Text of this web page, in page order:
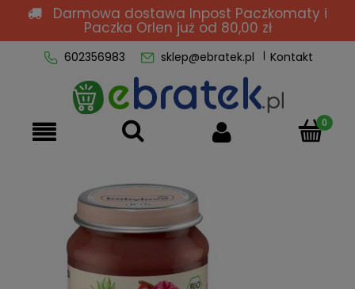
Darmowa dostawa Inpost Paczkomaty i
Paczka Orlen już od 80,00 zł
602356983 sklep@ebratek.pl Kontakt